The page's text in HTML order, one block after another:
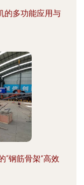
的多功能应用与
“钢筋骨架”高效